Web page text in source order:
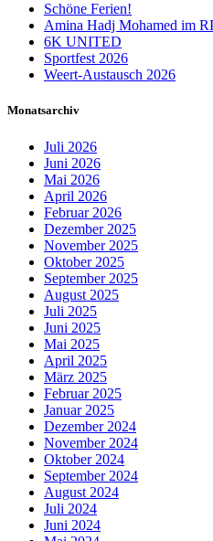
Schöne Ferien!
Amina Hadj Mohamed im
6K UNITED
Sportfest 2026
Weert-Austausch 2026
Monatsarchiv
Juli 2026
Juni 2026
Mai 2026
April 2026
Februar 2026
Dezember 2025
November 2025
Oktober 2025
September 2025
August 2025
Juli 2025
Juni 2025
Mai 2025
April 2025
März 2025
Februar 2025
Januar 2025
Dezember 2024
November 2024
Oktober 2024
September 2024
August 2024
Juli 2024
Juni 2024